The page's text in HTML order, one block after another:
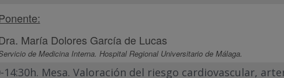
María Dolores García de Lucas
de Medicina Interna. Hospital Regional Universitario de Málaga.
14:30h. Mesa. Valoración del riesgo cardiovascular,